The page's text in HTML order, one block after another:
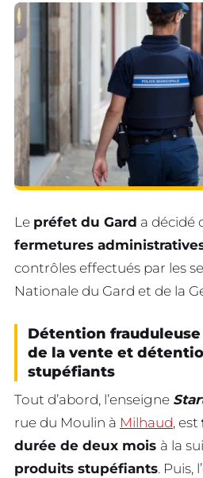
Le préfet du Gard a décidé
fermetures
contrôles effectués par les
Nationale du Gard et de la
Détention
de la vente et
stupéfiants
Tout d’abord, l’enseigne
rue du Moulin à Milhaud, est
durée de deux mois à la
produits stupéfiants. Puis,